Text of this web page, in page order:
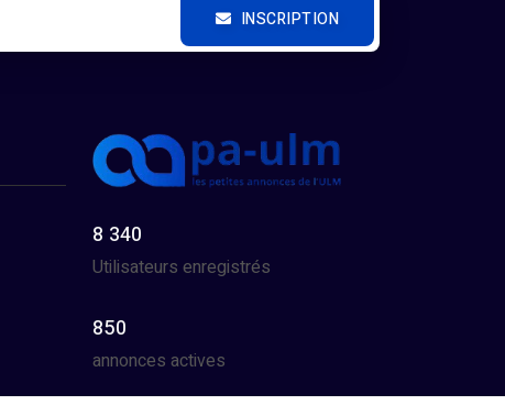
INSCRIPTION
8 340
Utilisateurs enregistrés
850
annonces actives